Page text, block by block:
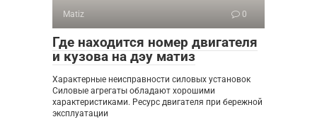
Matiz 0
Где находится номер двигателя
и кузова на дэу матиз
Характерные неисправности силовых установок
Силовые агрегаты обладают хорошими
характеристиками. Ресурс двигателя при бережной
эксплуатации